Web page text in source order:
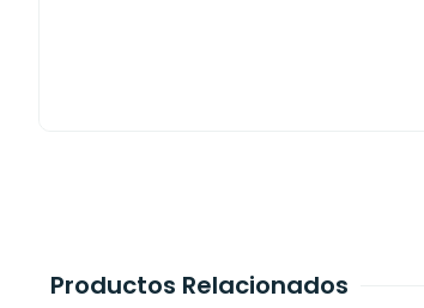
Productos Relacionados